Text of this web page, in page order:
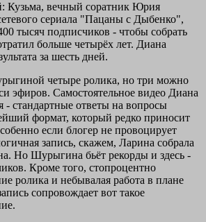
Кузьма, вечный соратник Юрия
сериала "Пацаны с Дыбенко",
тысяч подписчиков - чтобы собрать
больше четырёх лет. Диана
за шесть дней.
четыре ролика, но три можно
эфиров. Самостоятельное видео Диана
- стандартные ответы на вопросы
формат, который редко приносит
если блогер не провоцирует
запись, скажем, Ларина собрала
Но Шурыгина бьёт рекорды и здесь -
Кроме того, стопроцентно
ролика и небывалая работа в плане
сопровождает вот такое